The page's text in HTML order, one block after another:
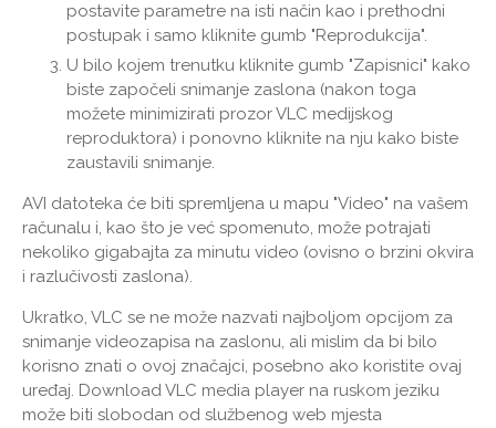
postavite parametre na isti način kao i prethodni
postupak i samo kliknite gumb "Reprodukcija".
U bilo kojem trenutku kliknite gumb "Zapisnici" kako
biste započeli snimanje zaslona (nakon toga
možete minimizirati prozor VLC medijskog
reproduktora) i ponovno kliknite na nju kako biste
zaustavili snimanje.
AVI datoteka će biti spremljena u mapu "Video" na vašem
računalu i, kao što je već spomenuto, može potrajati
nekoliko gigabajta za minutu video (ovisno o brzini okvira
i razlučivosti zaslona).
Ukratko, VLC se ne može nazvati najboljom opcijom za
snimanje videozapisa na zaslonu, ali mislim da bi bilo
korisno znati o ovoj značajci, posebno ako koristite ovaj
uređaj. Download VLC media player na ruskom jeziku
može biti slobodan od službenog web mjesta